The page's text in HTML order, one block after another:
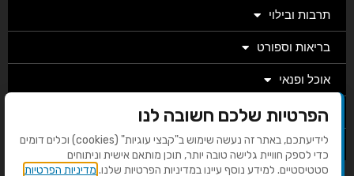
תרבות ובילוי
בריאות וספורט
אוכל ופנאי
מגזין
מערכת
הפרטיות שלכם חשובה לנו
לידיעתכם, באתר זה נעשה שימוש ב"קבצי עוגיות" (cookies) וכלים דומים
כדי לספק חוויית גלישה טובה יותר, תוכן מותאם אישית וניתוחים
סטטיסטיים. למידע נוסף עיינו במדיניות הפרטיות שלנו. מדיניות הפרטיות